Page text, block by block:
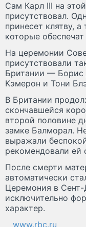
Сам Карл III на
присутствовал.
принесет клятву,
которые
На церемонии
присутствовали
Британии — Борис
Кэмерон и Тони
В Британии
скончавшейся
второй половине
замке Балморал.
выражали
рекомендовали ей
После смерти
автоматически
Церемония в
исключительно
характер.
www.rbc.ru